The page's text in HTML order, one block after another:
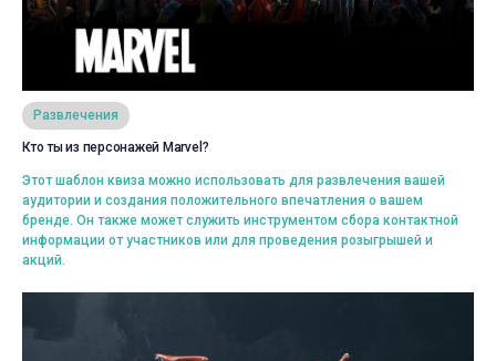
Развлечения
Кто ты из персонажей Marvel?
Этот шаблон квиза можно использовать для развлечения вашей
аудитории и создания положительного впечатления о вашем
бренде. Он также может служить инструментом сбора контактной
информации от участников или для проведения розыгрышей и
акций.